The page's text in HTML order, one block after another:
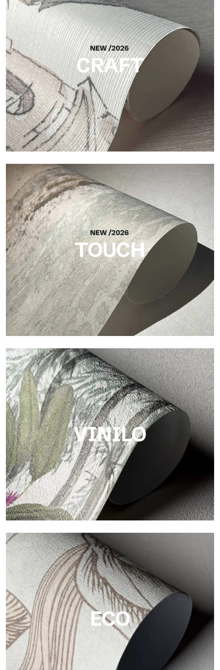
Silk
Acabado luminoso y elegante, con una sutil trama vertical que
refleja la luz y aporta profundidad a la superficie.
CRAFT
Craft
Acabado inspirado en las fibras naturales, con un relieve
esencial que aporta equilibrio, profundidad y una materialidad
elegante a la superficie.
TOUCH
Touch
Acabado con trama fibrosa e irregular, con una textura suave
que aporta calidez y autenticidad a la superficie.
VINILO
Vinilo
Los acabados vinílicos de los papeles pintados de
Tecnografica ofrecen superficies resistentes, texturizadas y
visualmente sofisticadas.
ECO